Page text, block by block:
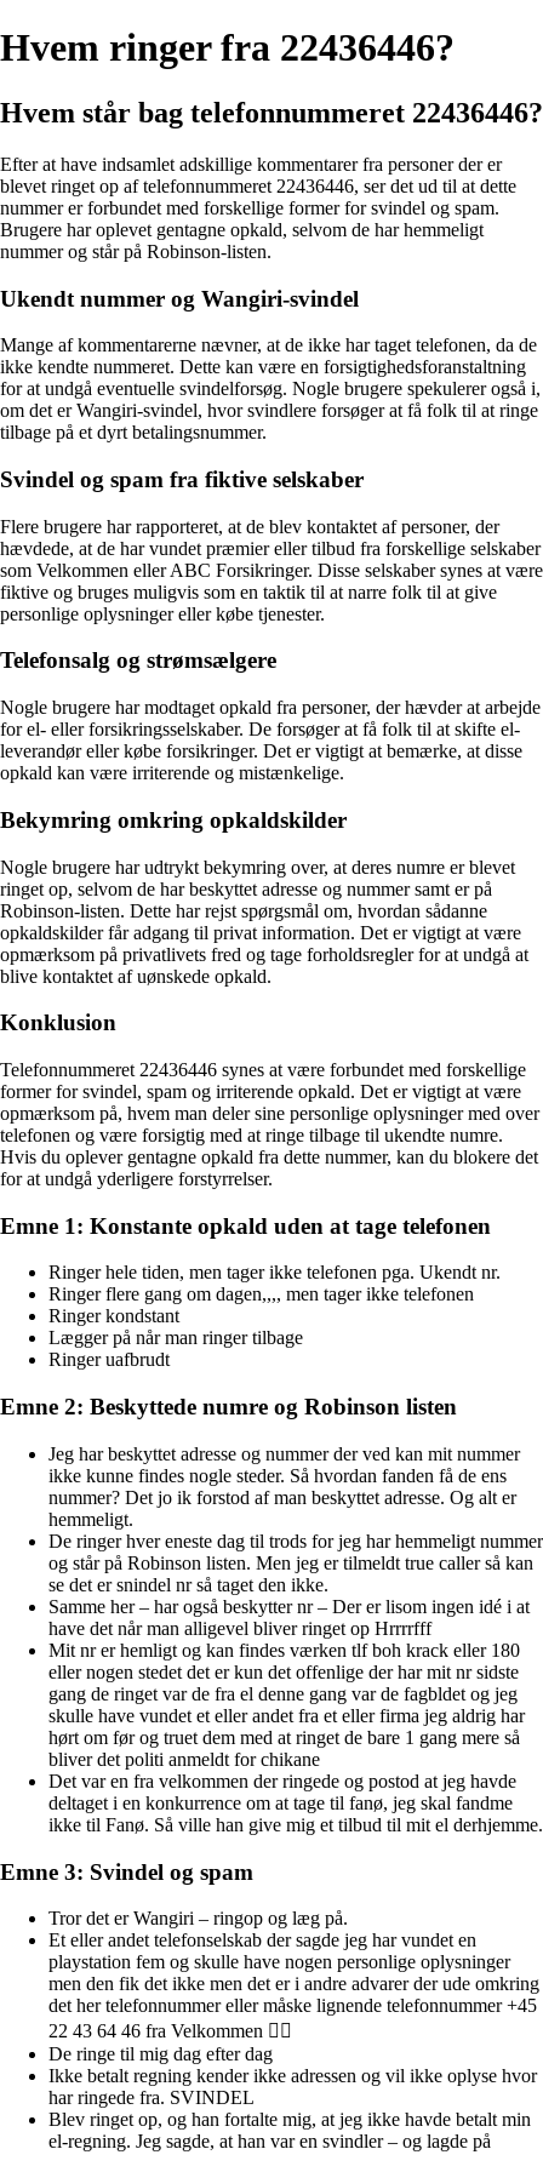
Hvem ringer fra 22436446?
Hvem står bag telefonnummeret 22436446?
Efter at have indsamlet adskillige kommentarer fra personer der er
blevet ringet op af telefonnummeret 22436446, ser det ud til at dette
nummer er forbundet med forskellige former for svindel og spam.
Brugere har oplevet gentagne opkald, selvom de har hemmeligt
nummer og står på Robinson-listen.
Ukendt nummer og Wangiri-svindel
Mange af kommentarerne nævner, at de ikke har taget telefonen, da de
ikke kendte nummeret. Dette kan være en forsigtighedsforanstaltning
for at undgå eventuelle svindelforsøg. Nogle brugere spekulerer også i,
om det er Wangiri-svindel, hvor svindlere forsøger at få folk til at ringe
tilbage på et dyrt betalingsnummer.
Svindel og spam fra fiktive selskaber
Flere brugere har rapporteret, at de blev kontaktet af personer, der
hævdede, at de har vundet præmier eller tilbud fra forskellige selskaber
som Velkommen eller ABC Forsikringer. Disse selskaber synes at være
fiktive og bruges muligvis som en taktik til at narre folk til at give
personlige oplysninger eller købe tjenester.
Telefonsalg og strømsælgere
Nogle brugere har modtaget opkald fra personer, der hævder at arbejde
for el- eller forsikringsselskaber. De forsøger at få folk til at skifte el-
leverandør eller købe forsikringer. Det er vigtigt at bemærke, at disse
opkald kan være irriterende og mistænkelige.
Bekymring omkring opkaldskilder
Nogle brugere har udtrykt bekymring over, at deres numre er blevet
ringet op, selvom de har beskyttet adresse og nummer samt er på
Robinson-listen. Dette har rejst spørgsmål om, hvordan sådanne
opkaldskilder får adgang til privat information. Det er vigtigt at være
opmærksom på privatlivets fred og tage forholdsregler for at undgå at
blive kontaktet af uønskede opkald.
Konklusion
Telefonnummeret 22436446 synes at være forbundet med forskellige
former for svindel, spam og irriterende opkald. Det er vigtigt at være
opmærksom på, hvem man deler sine personlige oplysninger med over
telefonen og være forsigtig med at ringe tilbage til ukendte numre.
Hvis du oplever gentagne opkald fra dette nummer, kan du blokere det
for at undgå yderligere forstyrrelser.
Emne 1: Konstante opkald uden at tage telefonen
Ringer hele tiden, men tager ikke telefonen pga. Ukendt nr.
Ringer flere gang om dagen,,,, men tager ikke telefonen
Ringer kondstant
Lægger på når man ringer tilbage
Ringer uafbrudt
Emne 2: Beskyttede numre og Robinson listen
Jeg har beskyttet adresse og nummer der ved kan mit nummer
ikke kunne findes nogle steder. Så hvordan fanden få de ens
nummer? Det jo ik forstod af man beskyttet adresse. Og alt er
hemmeligt.
De ringer hver eneste dag til trods for jeg har hemmeligt nummer
og står på Robinson listen. Men jeg er tilmeldt true caller så kan
se det er snindel nr så taget den ikke.
Samme her – har også beskytter nr – Der er lisom ingen idé i at
have det når man alligevel bliver ringet op Hrrrrfff
Mit nr er hemligt og kan findes værken tlf boh krack eller 180
eller nogen stedet det er kun det offenlige der har mit nr sidste
gang de ringet var de fra el denne gang var de fagbldet og jeg
skulle have vundet et eller andet fra et eller firma jeg aldrig har
hørt om før og truet dem med at ringet de bare 1 gang mere så
bliver det politi anmeldt for chikane
Det var en fra velkommen der ringede og postod at jeg havde
deltaget i en konkurrence om at tage til fanø, jeg skal fandme
ikke til Fanø. Så ville han give mig et tilbud til mit el derhjemme.
Emne 3: Svindel og spam
Tror det er Wangiri – ringop og læg på.
Et eller andet telefonselskab der sagde jeg har vundet en
playstation fem og skulle have nogen personlige oplysninger
men den fik det ikke men det er i andre advarer der ude omkring
det her telefonnummer eller måske lignende telefonnummer +45
22 43 64 46 fra Velkommen 👎🏻
De ringe til mig dag efter dag
Ikke betalt regning kender ikke adressen og vil ikke oplyse hvor
har ringede fra. SVINDEL
Blev ringet op, og han fortalte mig, at jeg ikke havde betalt min
el-regning. Jeg sagde, at han var en svindler – og lagde på